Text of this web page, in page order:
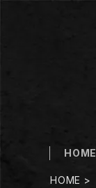
HOME
HOME